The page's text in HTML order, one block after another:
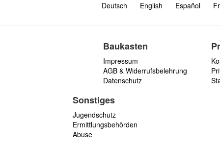
Deutsch English Español
Baukasten
Impressum
AGB & Widerrufsbelehrung
Datenschutz
Sonstiges
Jugendschutz
Ermittlungsbehörden
Abuse